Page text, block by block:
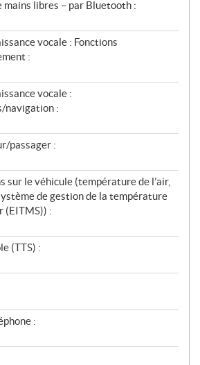
mains libres – par Bluetooth :
vocale : Fonctions
:
vocale :
navigation :
passager :
sur le véhicule (température de l’air,
de gestion de la température
(EITMS)) :
(TTS) :
: